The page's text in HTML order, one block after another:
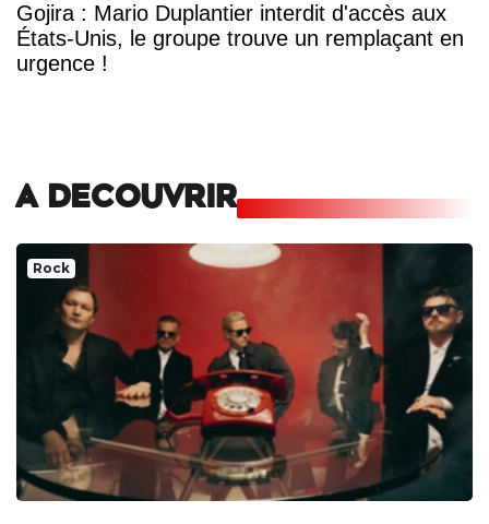
Gojira : Mario Duplantier interdit d'accès aux
États-Unis, le groupe trouve un remplaçant en
urgence !
A DECOUVRIR
Rock